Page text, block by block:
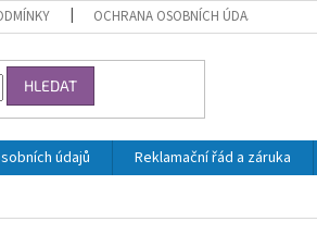
OCHRANA OSOBNÍCH ÚDAJŮ
HLEDAT
údajů Reklamační řád a záruka